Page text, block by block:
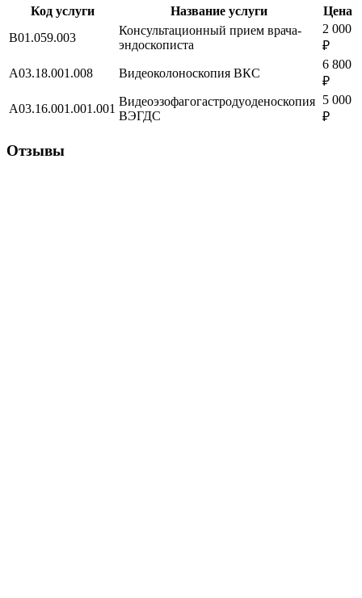
Код услуги Название услуги
Цена
B01.059.003
Консультационный прием врача-
эндоскописта
2 000
₽
A03.18.001.008
Видеоколоноскопия ВКС
6 800
₽
A03.16.001.001.001
Видеоэзофагогастродуоденоскопия
ВЭГДС
5 000
₽
Отзывы